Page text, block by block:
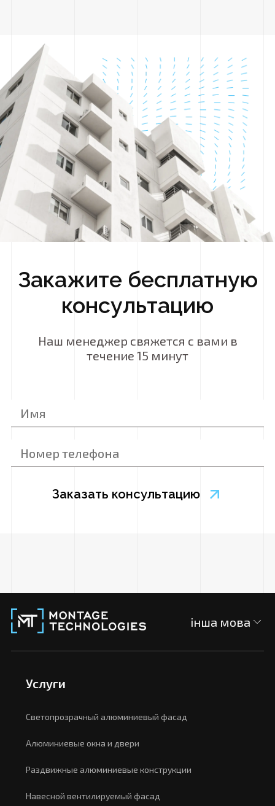
Закажите бесплатную
консультацию
Наш менеджер свяжется с вами в
течение 15 минут
інша мова
Услуги
Светопрозрачный алюминиевый фасад
Алюминиевые окна и двери
Раздвижные алюминиевые конструкции
Навесной вентилируемый фасад